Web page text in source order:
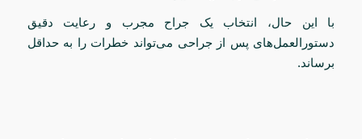
با این حال، انتخاب یک جراح مجرب و رعایت دقیق
دستورالعمل‌های پس از جراحی می‌تواند خطرات را به حداقل
برساند.